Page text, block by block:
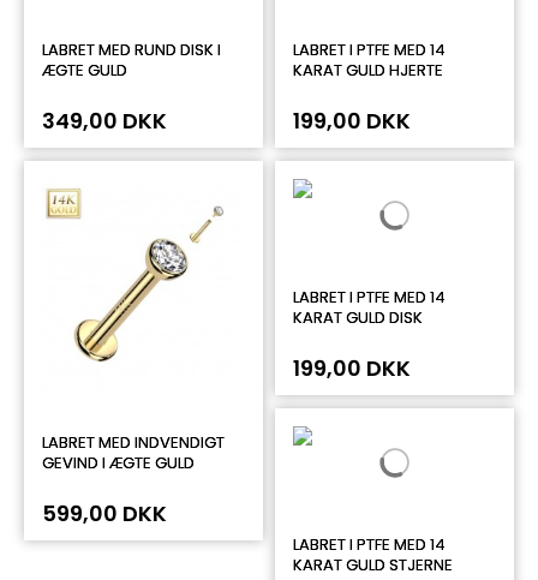
LABRET MED RUND DISK I
ÆGTE GULD
349,00 DKK
LABRET I PTFE MED 14
KARAT GULD HJERTE
199,00 DKK
LABRET MED INDVENDIGT
GEVIND I ÆGTE GULD
599,00 DKK
LABRET I PTFE MED 14
KARAT GULD DISK
199,00 DKK
LABRET I PTFE MED 14
KARAT GULD STJERNE